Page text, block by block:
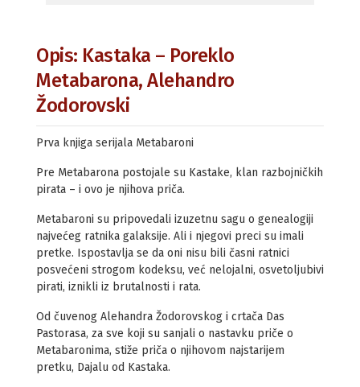
Opis: Kastaka – Poreklo
Metabarona, Alehandro
Žodorovski
Prva knjiga serijala Metabaroni
Pre Metabarona postojale su Kastake, klan razbojničkih
pirata – i ovo je njihova priča.
Metabaroni su pripovedali izuzetnu sagu o genealogiji
najvećeg ratnika galaksije. Ali i njegovi preci su imali
pretke. Ispostavlja se da oni nisu bili časni ratnici
posvećeni strogom kodeksu, već nelojalni, osvetoljubivi
pirati, iznikli iz brutalnosti i rata.
Od čuvenog Alehandra Žodorovskog i crtača Das
Pastorasa, za sve koji su sanjali o nastavku priče o
Metabaronima, stiže priča o njihovom najstarijem
pretku, Dajalu od Kastaka.